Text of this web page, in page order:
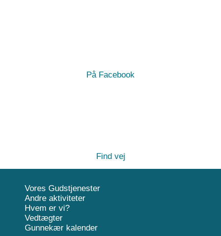
På Facebook
Find vej
Vores Gudstjenester
Andre aktiviteter
Hvem er vi?
Vedtægter
Gunnekær kalender